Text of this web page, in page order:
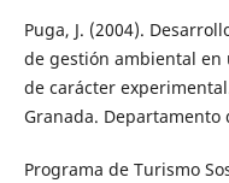
Puga, J. (2004).
de gestión ambiental en
de carácter
Granada. Departamento
Programa de Turismo